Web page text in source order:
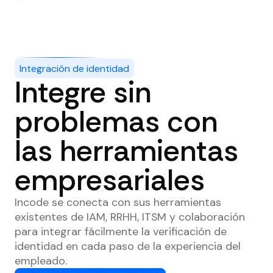
Integración de identidad
Integre sin
problemas con
las herramientas
empresariales
Incode se conecta con sus herramientas
existentes de IAM, RRHH, ITSM y colaboración
para integrar fácilmente la verificación de
identidad en cada paso de la experiencia del
empleado.